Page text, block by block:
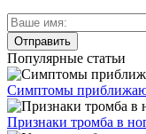
Популярные статьи
Симптомы
Признаки тромба в